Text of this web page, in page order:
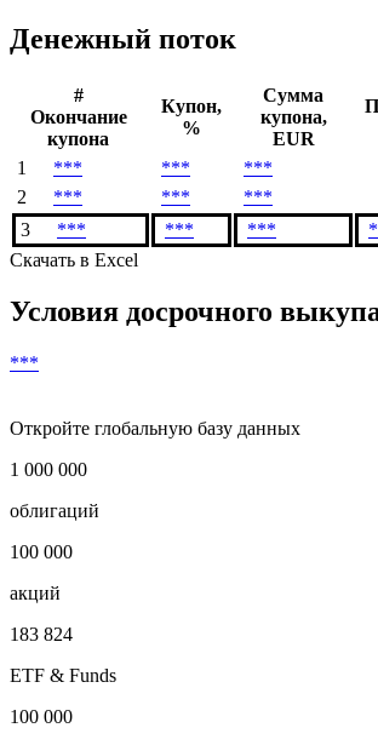
Денежный поток
#
Окончание
купона
Купон,
%
Сумма
купона,
EUR
1
*** *** ***
2
*** *** ***
3
*** *** ***
Скачать в Excel
Условия досрочного
***
Откройте глобальную базу данных
1 000 000
облигаций
100 000
акций
183 824
ETF & Funds
100 000